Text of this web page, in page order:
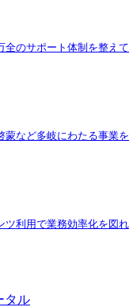
全のサポート体制を整えて
蒙など多岐にわたる事業を
ツ利用で業務効率化を図れ
タル